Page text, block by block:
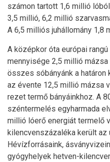
számon tartott 1,6 millió
3,5 millió, 6,2 millió
A 6,5 milliós juhállomány 1,8
A középkor óta európai
mennyisége 2,5 millió
összes sóbányánk a határon
az évente 12,5 millió mázsa
rezet termő bányáinkhoz. A
széntermelés egyharmada
millió lóerő energiát termelő
kilencvenszázaléka került az
Hévízforrásaink,
gyógyhelyek hetven-